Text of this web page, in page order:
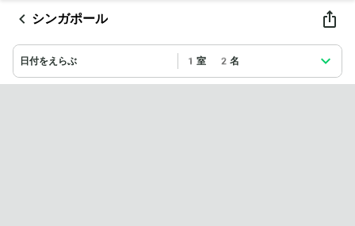
シンガポール
日付をえらぶ 1室 2名